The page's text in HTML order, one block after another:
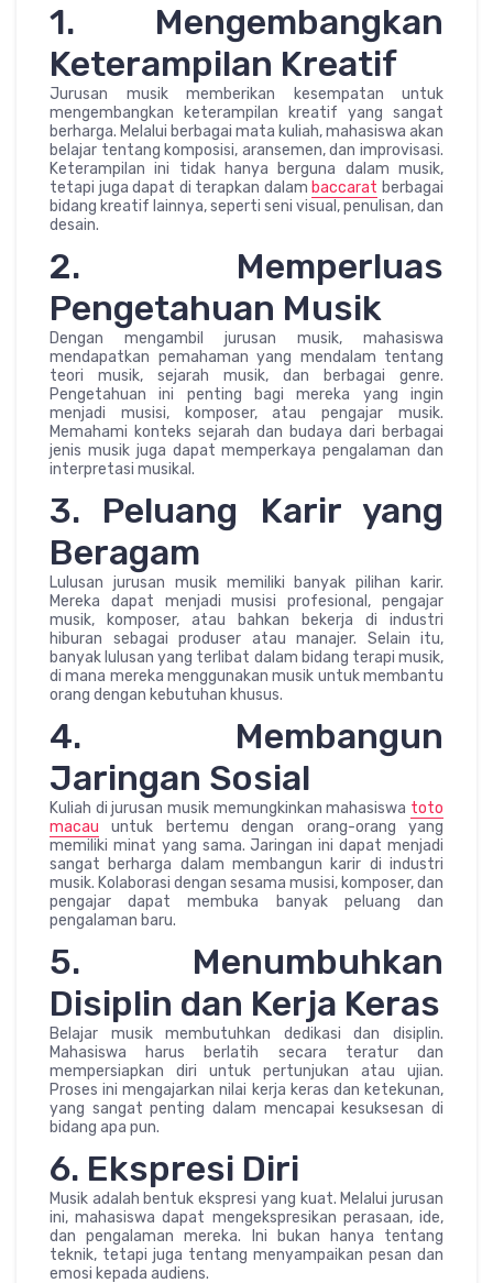
1. Mengembangkan
Keterampilan Kreatif
Jurusan musik memberikan kesempatan untuk
mengembangkan keterampilan kreatif yang sangat
berharga. Melalui berbagai mata kuliah, mahasiswa akan
belajar tentang komposisi, aransemen, dan improvisasi.
Keterampilan ini tidak hanya berguna dalam musik,
tetapi juga dapat di terapkan dalam baccarat berbagai
bidang kreatif lainnya, seperti seni visual, penulisan, dan
desain.
2. Memperluas
Pengetahuan Musik
Dengan mengambil jurusan musik, mahasiswa
mendapatkan pemahaman yang mendalam tentang
teori musik, sejarah musik, dan berbagai genre.
Pengetahuan ini penting bagi mereka yang ingin
menjadi musisi, komposer, atau pengajar musik.
Memahami konteks sejarah dan budaya dari berbagai
jenis musik juga dapat memperkaya pengalaman dan
interpretasi musikal.
3. Peluang Karir yang
Beragam
Lulusan jurusan musik memiliki banyak pilihan karir.
Mereka dapat menjadi musisi profesional, pengajar
musik, komposer, atau bahkan bekerja di industri
hiburan sebagai produser atau manajer. Selain itu,
banyak lulusan yang terlibat dalam bidang terapi musik,
di mana mereka menggunakan musik untuk membantu
orang dengan kebutuhan khusus.
4. Membangun
Jaringan Sosial
Kuliah di jurusan musik memungkinkan mahasiswa toto
macau untuk bertemu dengan orang-orang yang
memiliki minat yang sama. Jaringan ini dapat menjadi
sangat berharga dalam membangun karir di industri
musik. Kolaborasi dengan sesama musisi, komposer, dan
pengajar dapat membuka banyak peluang dan
pengalaman baru.
5. Menumbuhkan
Disiplin dan Kerja Keras
Belajar musik membutuhkan dedikasi dan disiplin.
Mahasiswa harus berlatih secara teratur dan
mempersiapkan diri untuk pertunjukan atau ujian.
Proses ini mengajarkan nilai kerja keras dan ketekunan,
yang sangat penting dalam mencapai kesuksesan di
bidang apa pun.
6. Ekspresi Diri
Musik adalah bentuk ekspresi yang kuat. Melalui jurusan
ini, mahasiswa dapat mengekspresikan perasaan, ide,
dan pengalaman mereka. Ini bukan hanya tentang
teknik, tetapi juga tentang menyampaikan pesan dan
emosi kepada audiens.